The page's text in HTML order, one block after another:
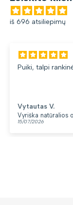
iš 696 atsiliepimų
odos rankinė per petį